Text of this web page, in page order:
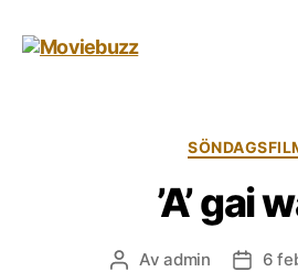
’A’ gai
Inläggsförfattare
Avadmin
6